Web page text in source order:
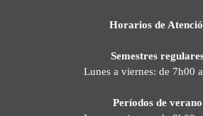
Horarios de
Semestres
Lunes a viernes: de 7h00
Períodos de